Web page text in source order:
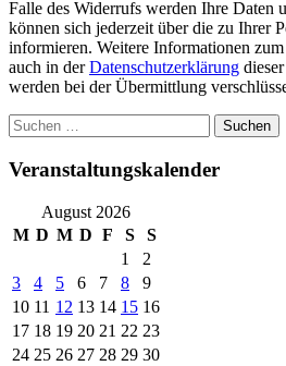
Falle des Widerrufs werden Ihre Daten
können sich jederzeit über die zu Ihrer
informieren. Weitere Informationen
auch in derDatenschutzerklärung
werden bei der Übermittlung
Suchen
nach:
Veranstaltungskalender
August 2026
M D M D F S
S
1
2
3
4 5 6 7 8
9
10 11 12 13 14 15 16
17 18 19 20 21 22 23
24 25 26 27 28 29 30